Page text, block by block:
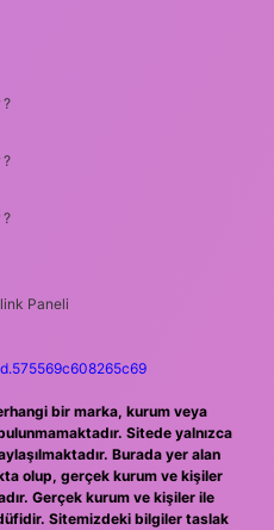
?
?
?
bir marka, kurum veya
Sitede yalnızca
Burada yer alan
olup, gerçek kurum ve kişiler
Gerçek kurum ve kişiler ile
Sitemizdeki bilgiler taslak